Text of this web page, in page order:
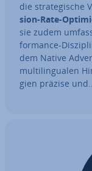
die stra­te­gi­sche
si­on-Rate-
sie zudem
for­mance-
dem Native
mul­ti­l­in­gua­len
gien präzise